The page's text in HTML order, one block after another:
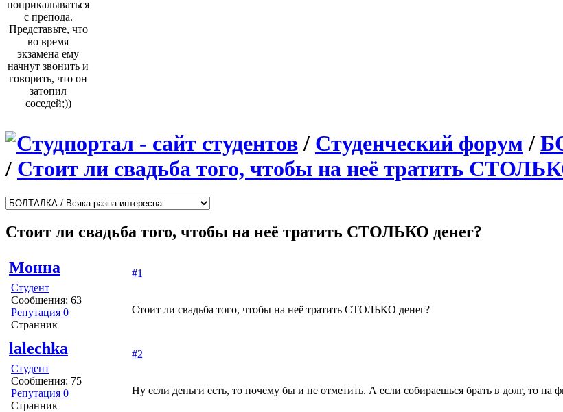
поприкалываться
с препода.
Представьте, что
во время
экзамена ему
начнут звонить и
говорить, что он
затопил
соседей;))
/ Студенческий форум /
/ Стоит ли свадьба того, чтобы на неё тратить
Стоит ли свадьба того, чтобы на неё тратить СТОЛЬКО денег?
Монна
Студент
Сообщения: 63
Репутация 0
Странник
#1
Стоит ли свадьба того, чтобы на неё тратить СТОЛЬКО денег?
lalechka
Студент
Сообщения: 75
Репутация 0
Странник
#2
Ну если деньги есть, то почему бы и не отметить. А если собираешься брать в долг, то